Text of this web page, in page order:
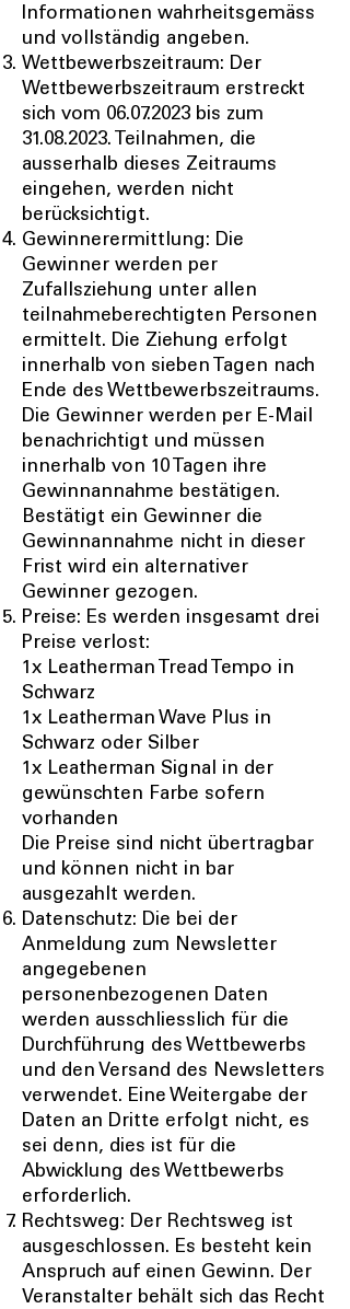
Informationen wahrheitsgemäss
und vollständig angeben.
Wettbewerbszeitraum: Der
Wettbewerbszeitraum erstreckt
sich vom 06.07.2023 bis zum
31.08.2023. Teilnahmen, die
ausserhalb dieses Zeitraums
eingehen, werden nicht
berücksichtigt.
Gewinnerermittlung: Die
Gewinner werden per
Zufallsziehung unter allen
teilnahmeberechtigten Personen
ermittelt. Die Ziehung erfolgt
innerhalb von sieben Tagen nach
Ende des Wettbewerbszeitraums.
Die Gewinner werden per E-Mail
benachrichtigt und müssen
innerhalb von 10 Tagen ihre
Gewinnannahme bestätigen.
Bestätigt ein Gewinner die
Gewinnannahme nicht in dieser
Frist wird ein alternativer
Gewinner gezogen.
Preise: Es werden insgesamt drei
Preise verlost:
1x Leatherman Tread Tempo in
Schwarz
1x Leatherman Wave Plus in
Schwarz oder Silber
1x Leatherman Signal in der
gewünschten Farbe sofern
vorhanden
Die Preise sind nicht übertragbar
und können nicht in bar
ausgezahlt werden.
Datenschutz: Die bei der
Anmeldung zum Newsletter
angegebenen
personenbezogenen Daten
werden ausschliesslich für die
Durchführung des Wettbewerbs
und den Versand des Newsletters
verwendet. Eine Weitergabe der
Daten an Dritte erfolgt nicht, es
sei denn, dies ist für die
Abwicklung des Wettbewerbs
erforderlich.
Rechtsweg: Der Rechtsweg ist
ausgeschlossen. Es besteht kein
Anspruch auf einen Gewinn. Der
Veranstalter behält sich das Recht